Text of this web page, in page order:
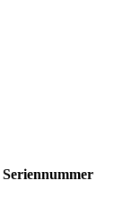
Seriennummer